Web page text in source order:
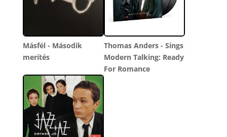
Másfél - Második
merítés
Thomas Anders - Sings
Modern Talking: Ready
For Romance